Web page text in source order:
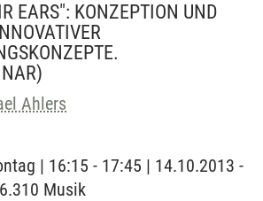
EARS": KONZEPTION UND
Ahlers
| 16:15 - 17:45 | 14.10.2013 -
Musik